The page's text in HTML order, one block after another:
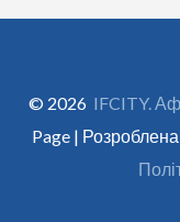
© 2026 IFCITY.
Page | Розроблена